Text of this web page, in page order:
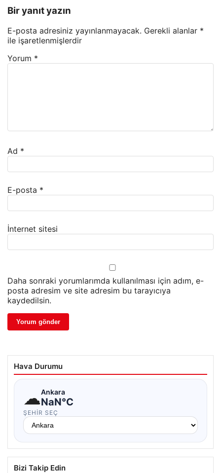
Bir yanıt yazın
E-posta adresiniz yayınlanmayacak. Gerekli alanlar *
ile işaretlenmişlerdir
Yorum *
Ad *
E-posta *
İnternet sitesi
Daha sonraki yorumlarımda kullanılması için adım, e-
posta adresim ve site adresim bu tarayıcıya
kaydedilsin.
Hava Durumu
☁Ankara
NaN°C
ŞEHIR SEÇ
Bizi Takip Edin